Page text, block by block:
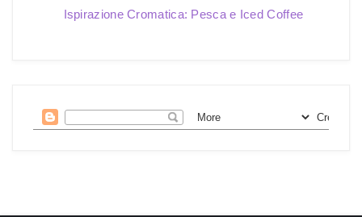
Ispirazione Cromatica: Pesca e Iced Coffee